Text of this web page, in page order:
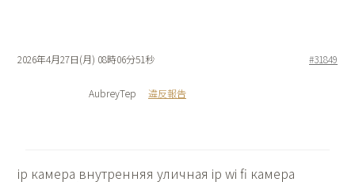
2026年4月27日(月) 08時06分51秒 #31849
AubreyTep 違反報告
ip камера внутренняя уличная ip wi fi камера